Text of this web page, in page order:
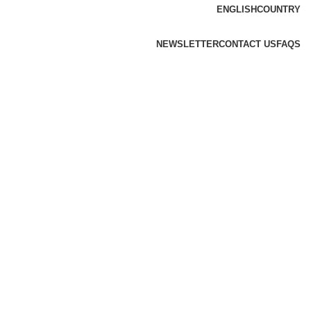
ENGLISHCOUNTRY
NEWSLETTERCONTACT US FAQS